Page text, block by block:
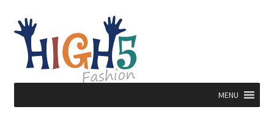
Ga
door
naar
navigatie
Ga
direct
naar
inhoud
MENU